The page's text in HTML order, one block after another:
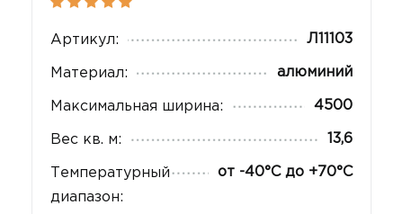
Артикул: Л11103
Материал: алюминий
Максимальная ширина: 4500
Вес кв. м: 13,6
Температурный
диапазон:
от -40°С до +70°С